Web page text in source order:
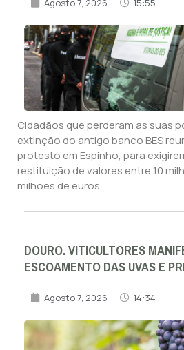
Agosto 7, 2026 15:55
Cidadãos que perderam as suas
extinção do antigo banco BES
protesto em Espinho, para
restituição de valores entre 10
milhões de euros.
DOURO. VITICULTORES
ESCOAMENTO DAS UVAS E
Agosto 7, 2026 14:34